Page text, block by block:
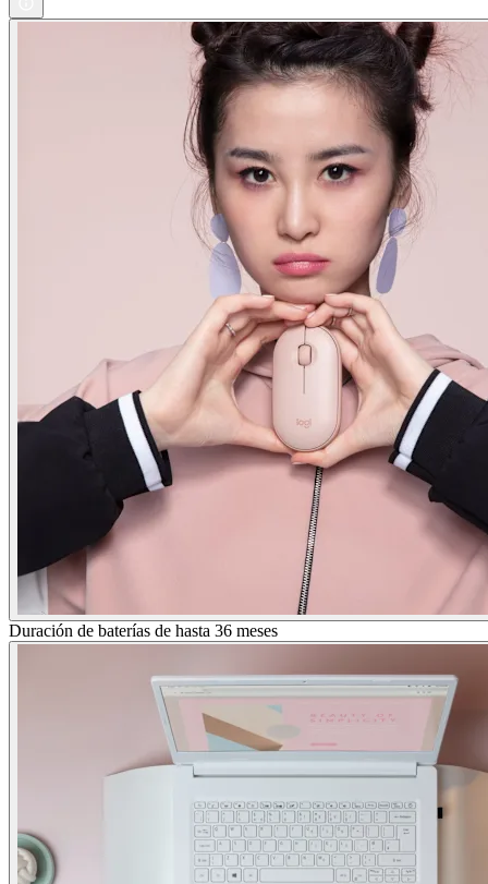
Duración de baterías de hasta 36 meses